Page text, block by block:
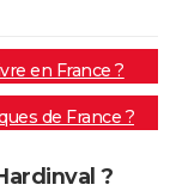
en France ?
de France ?
?